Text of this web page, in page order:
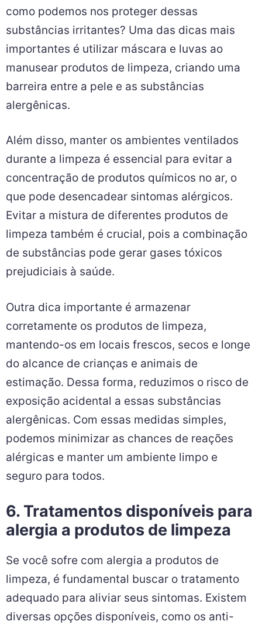
como podemos nos proteger dessas
substâncias irritantes? Uma das dicas mais
importantes é utilizar máscara e luvas ao
manusear produtos de limpeza, criando uma
barreira entre a pele e as substâncias
alergênicas.
Além disso, manter os ambientes ventilados
durante a limpeza é essencial para evitar a
concentração de produtos químicos no ar, o
que pode desencadear sintomas alérgicos.
Evitar a mistura de diferentes produtos de
limpeza também é crucial, pois a combinação
de substâncias pode gerar gases tóxicos
prejudiciais à saúde.
Outra dica importante é armazenar
corretamente os produtos de limpeza,
mantendo-os em locais frescos, secos e longe
do alcance de crianças e animais de
estimação. Dessa forma, reduzimos o risco de
exposição acidental a essas substâncias
alergênicas. Com essas medidas simples,
podemos minimizar as chances de reações
alérgicas e manter um ambiente limpo e
seguro para todos.
6. Tratamentos disponíveis para
alergia a produtos de limpeza
Se você sofre com alergia a produtos de
limpeza, é fundamental buscar o tratamento
adequado para aliviar seus sintomas. Existem
diversas opções disponíveis, como os anti-